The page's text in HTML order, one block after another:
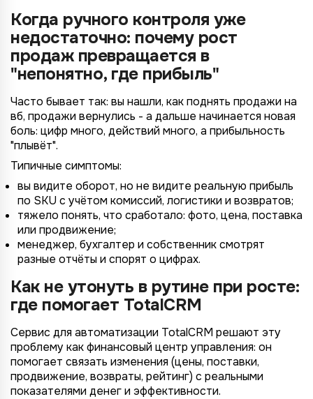
Когда ручного контроля уже
недостаточно: почему рост
продаж превращается в
"непонятно, где прибыль"
Часто бывает так: вы нашли, как поднять продажи на
вб, продажи вернулись - а дальше начинается новая
боль: цифр много, действий много, а прибыльность
"плывёт".
Типичные симптомы:
вы видите оборот, но не видите реальную прибыль
по SKU с учётом комиссий, логистики и возвратов;
тяжело понять, что сработало: фото, цена, поставка
или продвижение;
менеджер, бухгалтер и собственник смотрят
разные отчёты и спорят о цифрах.
Как не утонуть в рутине при росте:
где помогает TotalCRM
Сервис для автоматизации TotalCRM решают эту
проблему как финансовый центр управления: он
помогает связать изменения (цены, поставки,
продвижение, возвраты, рейтинг) с реальными
показателями денег и эффективности.